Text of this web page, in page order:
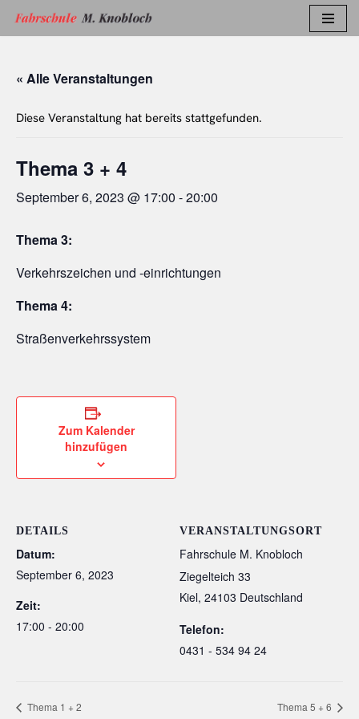
springen
« Alle Veranstaltungen
Diese Veranstaltung hat bereits stattgefunden.
Thema 3 + 4
September 6, 2023 @ 17:00 -20:00
Thema 3:
Verkehrszeichen und -einrichtungen
Thema 4:
Straßenverkehrssystem
Zum Kalender
hinzufügen
DETAILS
Datum:
September 6, 2023
Zeit:
17:00 - 20:00
VERANSTALTUNGSORT
Fahrschule M. Knobloch
Ziegelteich 33
Kiel, 24103 Deutschland
Telefon:
0431 - 534 94 24
Thema 1 + 2 Thema 5 + 6